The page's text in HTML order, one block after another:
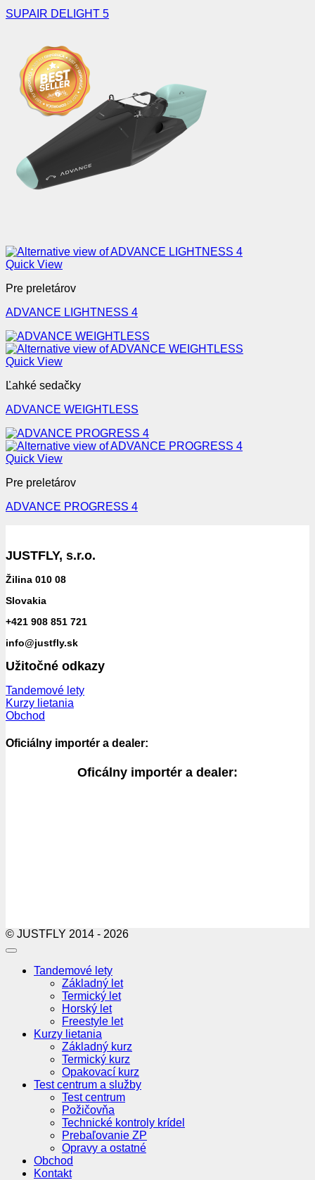
SUPAIR DELIGHT 5
Quick View
Pre preletárov
ADVANCE LIGHTNESS 4
Quick View
Ľahké sedačky
ADVANCE WEIGHTLESS
Quick View
Pre preletárov
ADVANCE PROGRESS 4
JUSTFLY, s.r.o.
Žilina 010 08
Slovakia
+421 908 851 721
info@justfly.sk
Užitočné odkazy
Tandemové lety
Kurzy lietania
Obchod
Oficiálny importér a dealer:
Oficálny importér a dealer:
© JUSTFLY 2014 - 2026
Tandemové lety
Základný let
Termický let
Horský let
Freestyle let
Kurzy lietania
Základný kurz
Termický kurz
Opakovací kurz
Test centrum a služby
Test centrum
Požičovňa
Technické kontroly krídel
Prebaľovanie ZP
Opravy a ostatné
Obchod
Kontakt